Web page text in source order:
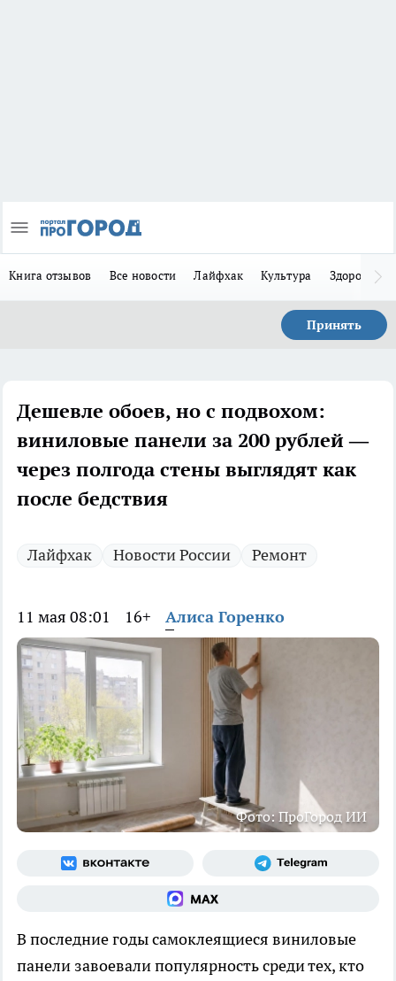
Книга отзывов Все новости Лайфхак Культура Здоровье
Принять
Дешевле обоев, но с подвохом:
виниловые панели за 200 рублей —
через полгода стены выглядят как
после бедствия
Лайфхак Новости России Ремонт
11 мая 08:01 16+ Алиса Горенко
Фото: ПроГород ИИ
В последние годы самоклеящиеся виниловые
панели завоевали популярность среди тех, кто